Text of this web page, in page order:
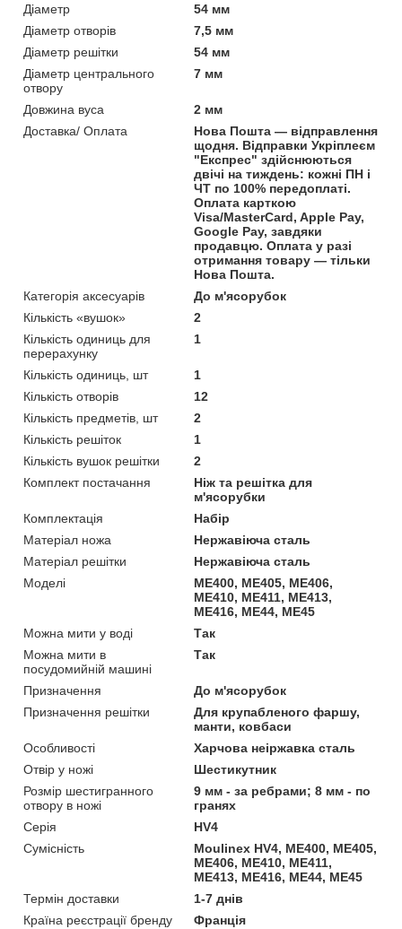
Діаметр
54 мм
Діаметр отворів
7,5 мм
Діаметр решітки
54 мм
Діаметр центрального
отвору
7 мм
Довжина вуса
2 мм
Доставка/ Оплата
Нова Пошта — відправлення
щодня. Відправки Укріплеєм
"Експрес" здійснюються
двічі на тиждень: кожні ПН і
ЧТ по 100% передоплаті.
Оплата карткою
Visa/MasterCard, Apple Pay,
Google Pay, завдяки
продавцю. Оплата у разі
отримання товару — тільки
Нова Пошта.
Категорія аксесуарів
До м'ясорубок
Кількість «вушок»
2
Кількість одиниць для
перерахунку
1
Кількість одиниць, шт
1
Кількість отворів
12
Кількість предметів, шт
2
Кількість решіток
1
Кількість вушок решітки
2
Комплект постачання
Ніж та решітка для
м'ясорубки
Комплектація
Набір
Матеріал ножа
Нержавіюча сталь
Матеріал решітки
Нержавіюча сталь
Моделі
ME400, ME405, ME406,
ME410, ME411, ME413,
ME416, ME44, ME45
Можна мити у воді
Так
Можна мити в
посудомийній машині
Так
Призначення
До м'ясорубок
Призначення решітки
Для крупабленого фаршу,
манти, ковбаси
Особливості
Харчова неіржавка сталь
Отвір у ножі
Шестикутник
Розмір шестигранного
отвору в ножі
9 мм - за ребрами; 8 мм - по
гранях
Серія
HV4
Сумісність
Moulinex HV4, ME400, ME405,
ME406, ME410, ME411,
ME413, ME416, ME44, ME45
Термін доставки
1-7 днів
Країна реєстрації бренду
Франція